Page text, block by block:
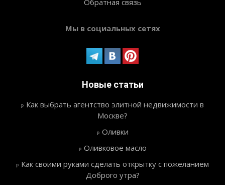
Мы в социальных сетях
Новые статьи
Как выбрать агентство элитной недвижимости в
Москве?
Оливки
Оливковое масло
Как своими руками сделать открытку с пожеланием
Доброго утра?